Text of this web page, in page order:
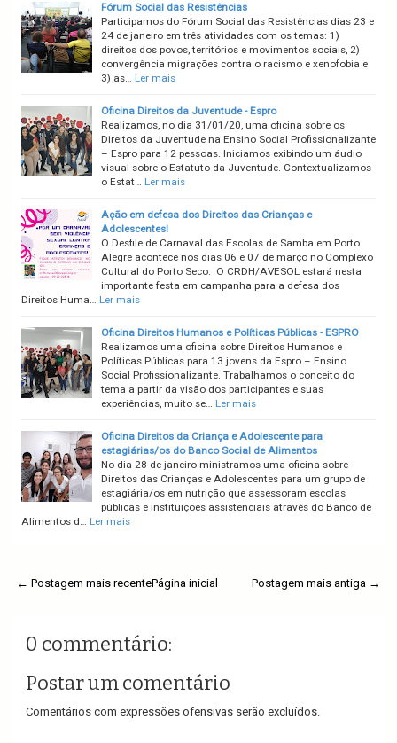
Fórum Social das Resistências
Participamos do Fórum Social das Resistências dias 23 e
24 de janeiro em três atividades com os temas: 1)
direitos dos povos, territórios e movimentos sociais, 2)
convergência migrações contra o racismo e xenofobia e
3) as… Ler mais
Oficina Direitos da Juventude - Espro
Realizamos, no dia 31/01/20, uma oficina sobre os
Direitos da Juventude na Ensino Social Profissionalizante
– Espro para 12 pessoas. Iniciamos exibindo um áudio
visual sobre o Estatuto da Juventude. Contextualizamos
o Estat… Ler mais
Ação em defesa dos Direitos das Crianças e
Adolescentes!
O Desfile de Carnaval das Escolas de Samba em Porto
Alegre acontece nos dias 06 e 07 de março no Complexo
Cultural do Porto Seco. O CRDH/AVESOL estará nesta
importante festa em campanha para a defesa dos
Direitos Huma… Ler mais
Oficina Direitos Humanos e Políticas Públicas - ESPRO
Realizamos uma oficina sobre Direitos Humanos e
Políticas Públicas para 13 jovens da Espro – Ensino
Social Profissionalizante. Trabalhamos o conceito do
tema a partir da visão dos participantes e suas
experiências, muito se… Ler mais
Oficina Direitos da Criança e Adolescente para
estagiárias/os do Banco Social de Alimentos
No dia 28 de janeiro ministramos uma oficina sobre
Direitos das Crianças e Adolescentes para um grupo de
estagiária/os em nutrição que assessoram escolas
públicas e instituições assistenciais através do Banco de
Alimentos d… Ler mais
← Postagem mais recente Postagem mais antiga →
Página inicial
0 commentário:
Postar um comentário
Comentários com expressões ofensivas serão excluídos.